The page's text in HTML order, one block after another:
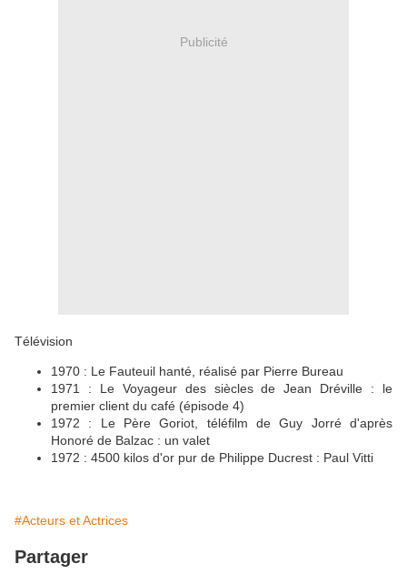
Publicité
Télévision
1970 : Le Fauteuil hanté, réalisé par Pierre Bureau
1971 : Le Voyageur des siècles de Jean Dréville : le
premier client du café (épisode 4)
1972 : Le Père Goriot, téléfilm de Guy Jorré d'après
Honoré de Balzac : un valet
1972 : 4500 kilos d'or pur de Philippe Ducrest : Paul Vitti
#Acteurs et Actrices
Partager